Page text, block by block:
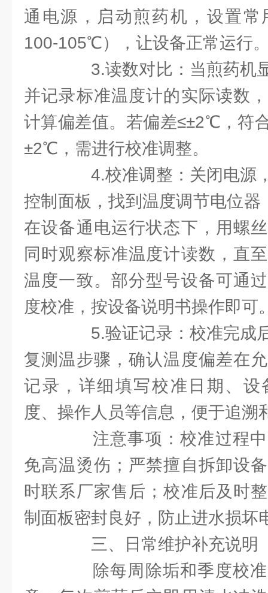
通电源，启动煎药机，设置
100-105℃），让设备正常运行
3.读数对比：当煎药机
并记录标准温度计的实际读数
计算偏差值。若偏差≤±2℃，符
±2℃，需进行校准调整。
4.校准调整：关闭电源
控制面板，找到温度调节电位
在设备通电运行状态下，用螺
同时观察标准温度计读数，直
温度一致。部分型号设备可通
度校准，按设备说明书操作即可
5.验证记录：校准完成
复测温步骤，确认温度偏差在
记录，详细填写校准日期、设
度、操作人员等信息，便于追溯
注意事项：校准过程中
免高温烫伤；严禁擅自拆卸设
时联系厂家售后；校准后及时
制面板密封良好，防止进水损坏
三、日常维护补充说明
除每周除垢和季度校准